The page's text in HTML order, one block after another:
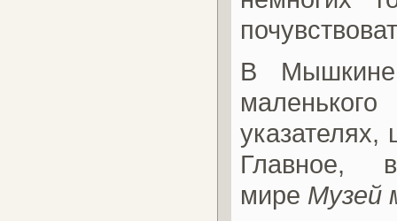
В Мышкине
указателях,
Главное, в
мире Музей